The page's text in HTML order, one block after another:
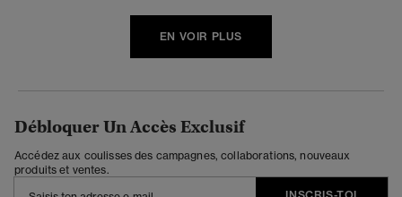
EN VOIR PLUS
Débloquer Un Accès Exclusif
Accédez aux coulisses des campagnes, collaborations, nouveaux
produits et ventes.
INSCRIS-TOI